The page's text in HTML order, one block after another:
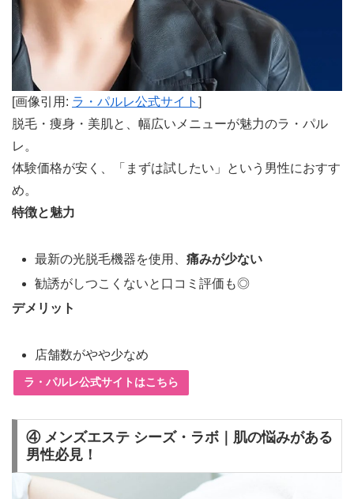
[画像引用: ラ・パルレ公式サイト ]
脱毛・痩身・美肌と、幅広いメニューが魅力のラ・パル
レ。
体験価格が安く、「まずは試したい」という男性におすす
め。
特徴と魅力
最新の光脱毛機器を使用、痛みが少ない
勧誘がしつこくないと口コミ評価も◎
デメリット
店舗数がやや少なめ
ラ・パルレ公式サイトはこちら
④ メンズエステ シーズ・ラボ｜肌の悩みがある
男性必見！